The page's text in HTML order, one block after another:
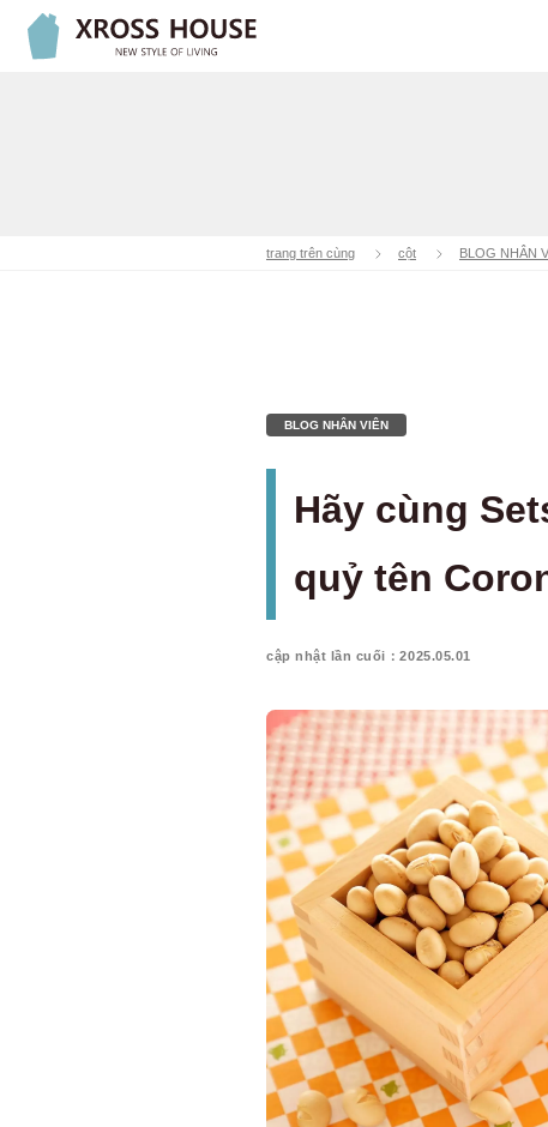
trang trên cùng cột BLOG NHÂN
BLOG NHÂN VIÊN
Hãy cùng
quỷ tên
cập nhật lần cuối：2025.05.01